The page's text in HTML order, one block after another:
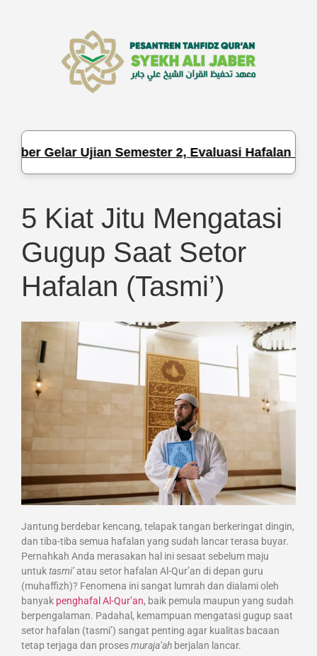
Gelar Ujian Semester 2, Evaluasi Hafalan dan
5 Kiat Jitu Mengatasi
Gugup Saat Setor
Hafalan (Tasmi’)
Jantung berdebar kencang, telapak tangan berkeringat dingin,
dan tiba-tiba semua hafalan yang sudah lancar terasa buyar.
Pernahkah Anda merasakan hal ini sesaat sebelum maju
untuktasmi’atau setor hafalan Al-Qur’an di depan guru
(muhaffizh)? Fenomena ini sangat lumrah dan dialami oleh
banyak penghafal Al-Qur’an, baik pemula maupun yang sudah
berpengalaman. Padahal, kemampuan mengatasi gugup saat
setor hafalan (tasmi’) sangat penting agar kualitas bacaan
tetap terjaga dan prosesmuraja’ah berjalan lancar.